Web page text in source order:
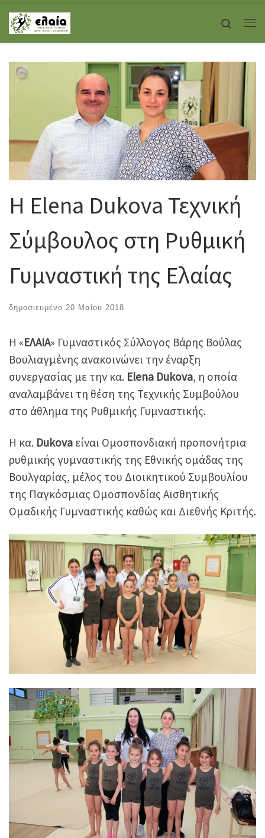
Skip to content
Search
Η Elena Dukova Τεχνική
Σύμβουλος στη Ρυθμική
Γυμναστική της Ελαίας
δημοσιευμένο 20 Μαΐου 2018
Η «ΕΛΑΙΑ» Γυμναστικός Σύλλογος Βάρης Βούλας
Βουλιαγμένης ανακοινώνει την έναρξη
συνεργασίας με την κα. Elena Dukova, η οποία
αναλαμβάνει τη θέση της Τεχνικής Συμβούλου
στο άθλημα της Ρυθμικής Γυμναστικής.
Η κα. Dukova είναι Ομοσπονδιακή προπονήτρια
ρυθμικής γυμναστικής της Εθνικής ομάδας της
Βουλγαρίας, μέλος του Διοικητικού Συμβουλίου
της Παγκόσμιας Ομοσπονδίας Αισθητικής
Ομαδικής Γυμναστικής καθώς και Διεθνής Κριτής.